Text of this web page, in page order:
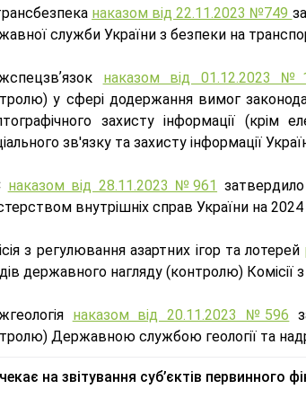
наказом від 22.11.2023 №749
служби України з безпеки на
наказом від 01.12.2023
у сфері додержання вимог
захисту інформації (крім
зв'язку та захисту інформації
наказом від 28.11.2023 №961
внутрішніх справ України на 2024
з регулювання азартних ігор та лотерей
державного нагляду (контролю) Комісії
наказом від 20.11.2023 №596
Державною службою геології та надр
на звітування суб’єктів первинного